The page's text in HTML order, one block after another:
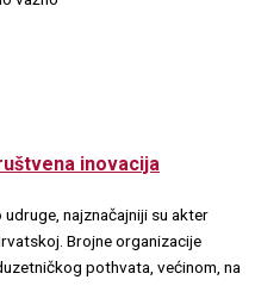
inovacija
najznačajniji su akter
Brojne organizacije
pothvata, većinom, na